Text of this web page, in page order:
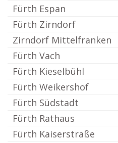
Fürth Espan
Fürth Zirndorf
Zirndorf Mittelfranken
Fürth Vach
Fürth Kieselbühl
Fürth Weikershof
Fürth Südstadt
Fürth Rathaus
Fürth Kaiserstraße